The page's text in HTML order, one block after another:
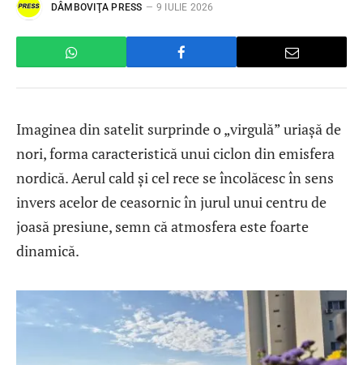
DÂMBOVIŢA PRESS 9 IULIE 2026
Imaginea din satelit surprinde o „virgulă” uriașă de
nori, forma caracteristică unui ciclon din emisfera
nordică. Aerul cald și cel rece se încolăcesc în sens
invers acelor de ceasornic în jurul unui centru de
joasă presiune, semn că atmosfera este foarte
dinamică.